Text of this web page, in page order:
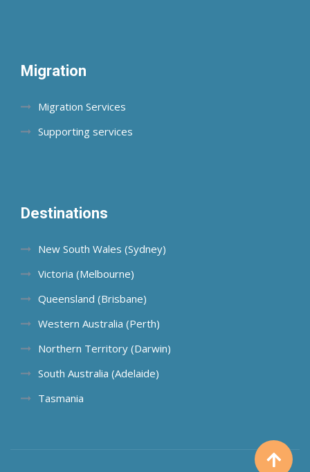
Migration
Migration Services
Supporting services
Destinations
New South Wales (Sydney)
Victoria (Melbourne)
Queensland (Brisbane)
Western Australia (Perth)
Northern Territory (Darwin)
South Australia (Adelaide)
Tasmania